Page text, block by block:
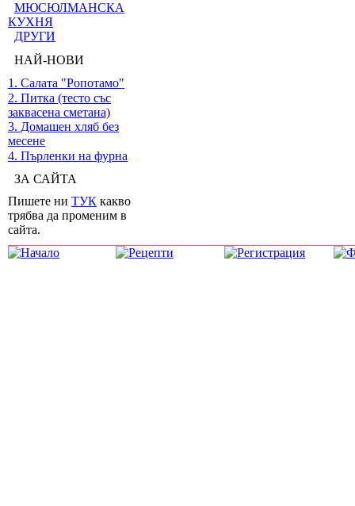
МЮСЮЛМАНСКА
КУХНЯ
ДРУГИ
НАЙ-НОВИ
1. Салата "Ропотамо"
2. Питка (тесто със
заквасена сметана)
3. Домашен хляб без
месене
4. Пърленки на фурна
ЗА САЙТА
Пишете ни ТУК какво
трябва да променим в
сайта.